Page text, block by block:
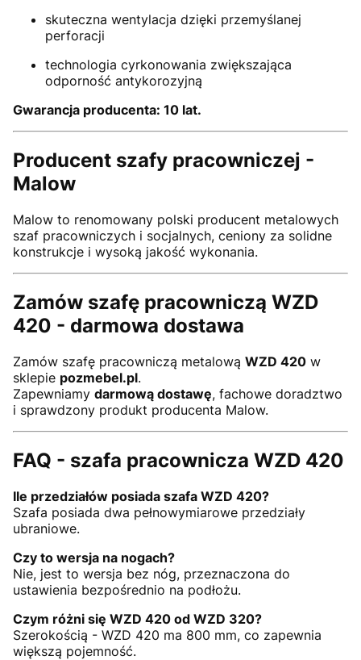
skuteczna wentylacja dzięki przemyślanej
perforacji
technologia cyrkonowania zwiększająca
odporność antykorozyjną
Gwarancja producenta: 10 lat.
Producent szafy pracowniczej -
Malow
Malow to renomowany polski producent metalowych
szaf pracowniczych i socjalnych, ceniony za solidne
konstrukcje i wysoką jakość wykonania.
Zamów szafę pracowniczą WZD
420 - darmowa dostawa
Zamów szafę pracowniczą metalową WZD 420 w
sklepie pozmebel.pl.
Zapewniamy darmową dostawę, fachowe doradztwo
i sprawdzony produkt producenta Malow.
FAQ - szafa pracownicza WZD 420
Ile przedziałów posiada szafa WZD 420?
Szafa posiada dwa pełnowymiarowe przedziały
ubraniowe.
Czy to wersja na nogach?
Nie, jest to wersja bez nóg, przeznaczona do
ustawienia bezpośrednio na podłożu.
Czym różni się WZD 420 od WZD 320?
Szerokością - WZD 420 ma 800 mm, co zapewnia
większą pojemność.